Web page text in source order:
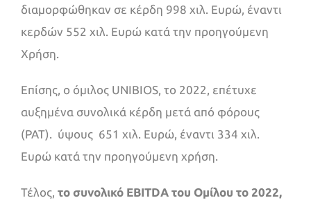
διαμορφώθηκαν σε κέρδη 998 χιλ. Ευρώ, έναντι
κερδών 552 χιλ. Ευρώ κατά την προηγούμενη
Χρήση.
Επίσης, ο όμιλος UNIBIOS, το 2022, επέτυχε
αυξημένα συνολικά κέρδη μετά από φόρους
(PAT). ύψους 651 χιλ. Ευρώ, έναντι 334 χιλ.
Ευρώ κατά την προηγούμενη χρήση.
Τέλος, το συνολικό EBITDA του Ομίλου το 2022,